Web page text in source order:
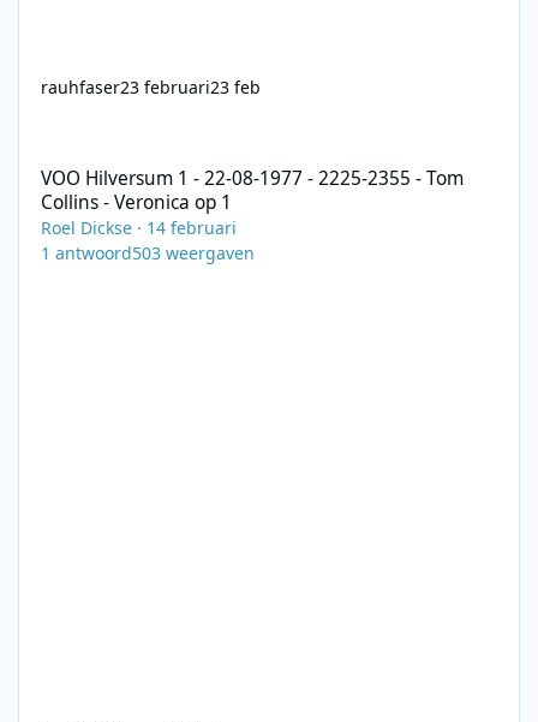
rauhfaser23 februari23 feb
VOO Hilversum 1 - 22-08-1977 - 2225-2355 - Tom
Collins - Veronica op 1
Roel Dickse · 14 februari
1 antwoord503 weergaven